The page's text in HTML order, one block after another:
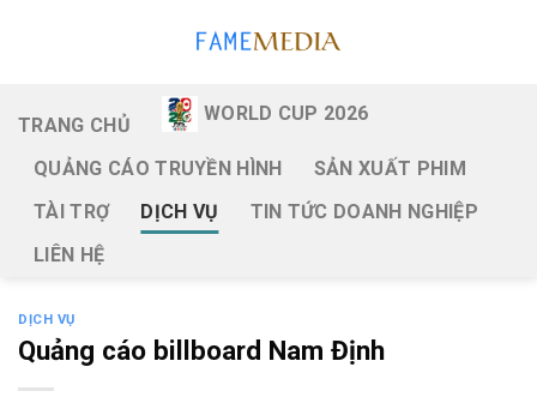
TRANG CHỦ
WORLD CUP 2026
QUẢNG CÁO TRUYỀN HÌNH
SẢN XUẤT PHIM
TÀI TRỢ
DỊCH VỤ
TIN TỨC DOANH NGHIỆP
LIÊN HỆ
DỊCH VỤ
Quảng cáo billboard Nam Định